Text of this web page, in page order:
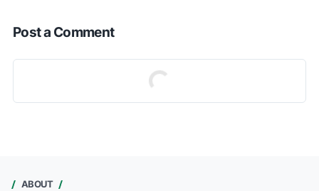
Post a Comment
ABOUT